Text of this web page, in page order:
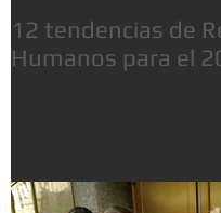
12 tendencias de
Humanos para el